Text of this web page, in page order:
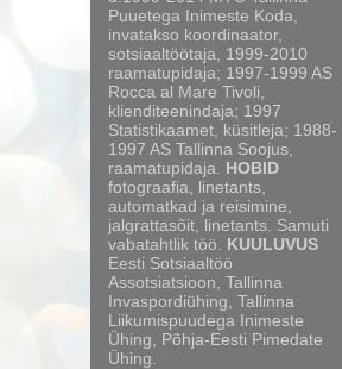
Puuetega Inimeste Koda,
invatakso koordinaator,
sotsiaaltöötaja, 1999-2010
raamatupidaja; 1997-1999 AS
Rocca al Mare Tivoli,
klienditeenindaja; 1997
Statistikaamet, küsitleja; 1988-
1997 AS Tallinna Soojus,
raamatupidaja. HOBID
fotograafia, linetants,
automatkad ja reisimine,
jalgrattasõit, linetants. Samuti
vabatahtlik töö. KUULUVUS
Eesti Sotsiaaltöö
Assotsiatsioon, Tallinna
Invaspordiühing, Tallinna
Liikumispuudega Inimeste
Ühing, Põhja-Eesti Pimedate
Ühing.